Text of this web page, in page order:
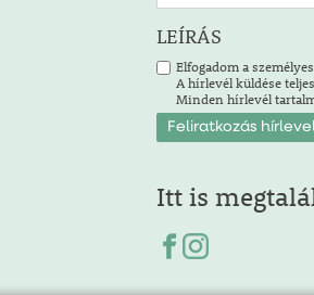
LEÍRÁS
Elfogadom a
A hírlevél küldése
Minden hírlevél
Itt is